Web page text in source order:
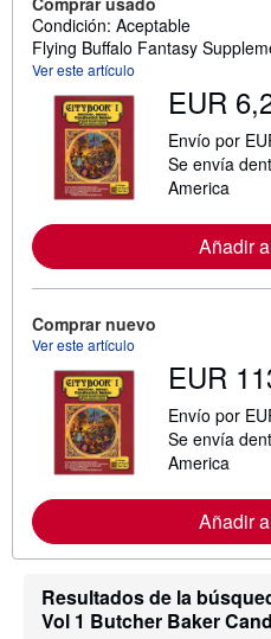
Condición: Aceptable
Flying Buffalo Fantasy
Ver este artículo
EUR
Envío por
Se envía
America
Añadir
Comprar nuevo
Ver este artículo
EUR
Envío por
Se envía
America
Añadir
Resultados de la
Vol 1 Butcher Baker